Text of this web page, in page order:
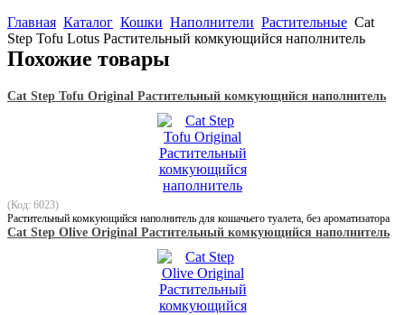
Главная Каталог Кошки Наполнители Растительные Cat
Step Tofu Lotus Растительный комкующийся наполнитель
Похожие товары
Cat Step Tofu Original Растительный комкующийся наполнитель
(Код: 6023)
Растительный комкующийся наполнитель для кошачьего туалета, без ароматизатора
Cat Step Olive Original Растительный комкующийся наполнитель